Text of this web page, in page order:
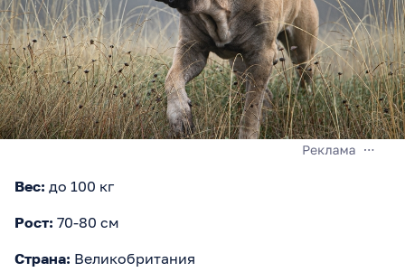
Вес: до 100 кг
Рост: 70-80 см
Страна: Великобритания